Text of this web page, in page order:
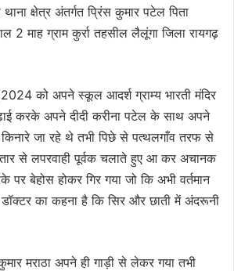
क्षेत्र अंतर्गत प्रिंस कुमार पटेल पिता
2 माह ग्राम कुर्रा तहसील लैलूंगा जिला रायगढ़
को अपने स्कूल आदर्श ग्राम्य भारती मंदिर
करके अपने दीदी करीना पटेल के साथ अपने
जा रहे थे तभी पिछे से पत्थलगाँव तरफ से
से लपरवाही पूर्वक चलाते हुए आ कर अचानक
पर बेहोस होकर गिर गया जो कि अभी वर्तमान
का कहना है कि सिर और छाती में अंदरूनी
मराठा अपने ही गाड़ी से लेकर गया तभी